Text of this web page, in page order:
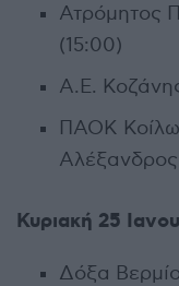
Ατρόμητος
(15:00)
Α.Ε.
ΠΑΟΚ
Κυριακή 25
Δόξα